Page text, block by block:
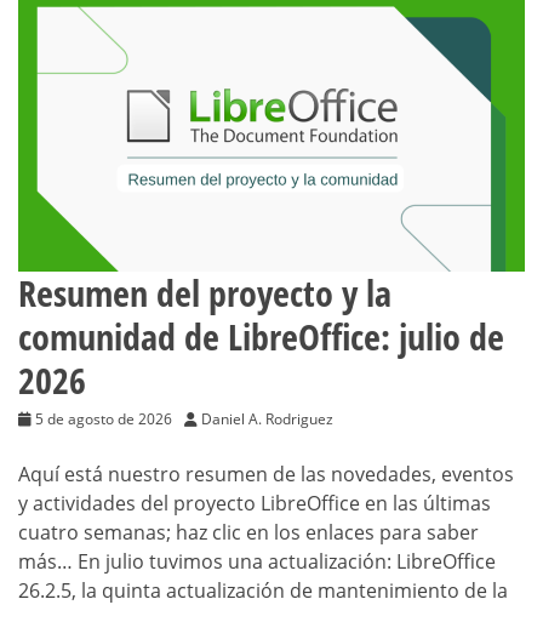
Resumen del proyecto y la
comunidad de LibreOffice: julio de
2026
5 de agosto de 2026 Daniel A. Rodriguez
Aquí está nuestro resumen de las novedades, eventos
y actividades del proyecto LibreOffice en las últimas
cuatro semanas; haz clic en los enlaces para saber
más… En julio tuvimos una actualización: LibreOffice
26.2.5, la quinta actualización de mantenimiento de la